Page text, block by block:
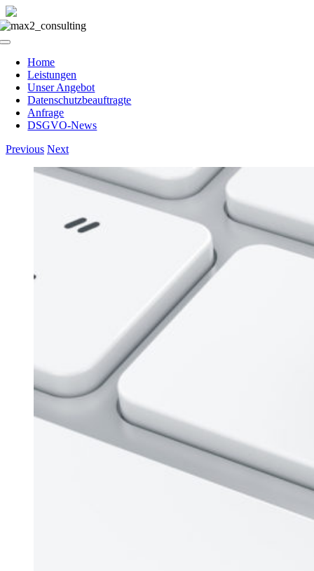
Skip
to
Toggle
NavigationHome
Leistungen
Unser Angebot
Datenschutzbeauftragte
Anfrage
DSGVO-News
Previous Next
View
Larger